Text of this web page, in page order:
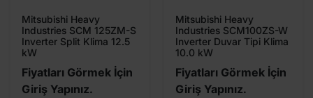
Mitsubishi Heavy
Industries SCM 125ZM-S
Inverter Split Klima 12.5
kW
Fiyatları Görmek İçin
Giriş Yapınız.
Mitsubishi Heavy
Industries SCM100ZS-W
Inverter Duvar Tipi Klima
10.0 kW
Fiyatları Görmek İçin
Giriş Yapınız.